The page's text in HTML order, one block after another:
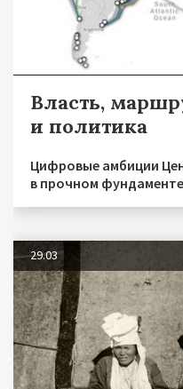
Власть,
и политика
Цифровые амбиции
в прочном фундаменте
29.03